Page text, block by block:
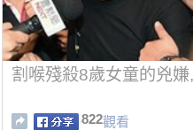
割喉殘殺8歲女童的兇
822觀看